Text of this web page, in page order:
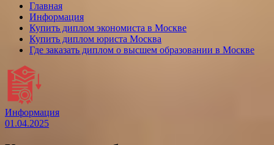
Главная
Информация
Купить диплом экономиста в Москве
Купить диплом юриста Москва
Где заказать диплом о высшем образовании в Москве
Информация
01.04.2025